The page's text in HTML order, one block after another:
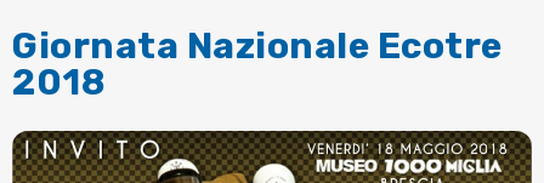
Giornata Nazionale Ecotre
2018